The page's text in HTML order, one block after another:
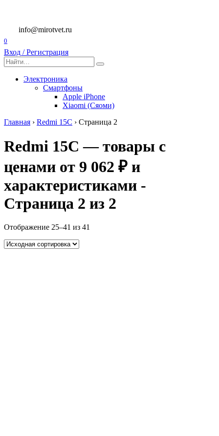
содержанию
info@mirotvet.ru
0
Вход / Регистрация
Search
for:
Электроника
Смартфоны
Apple iPhone
Xiaomi (Сяоми)
Главная › Redmi 15C › Страница 2
Redmi 15C — товары с
ценами от 9 062 ₽ и
характеристиками -
Страница 2 из 2
Отображение 25–41 из 41